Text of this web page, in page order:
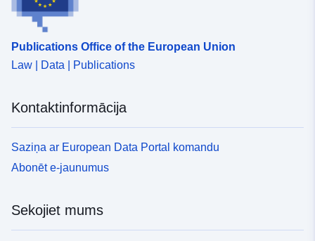
Publications Office of the European Union
Law | Data | Publications
Kontaktinformācija
Saziņa ar European Data Portal komandu
Abonēt e-jaunumus
Sekojiet mums